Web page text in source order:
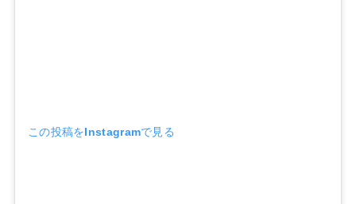
この投稿をInstagramで見る